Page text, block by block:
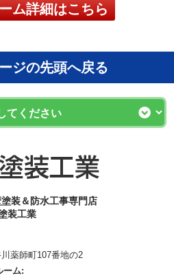
ム詳細はこちら
ジの先頭へ戻る
装＆防水工事専門店
装工業
薬師町107番地の2
ーム: